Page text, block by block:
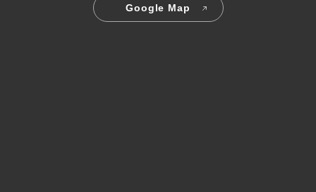
Google Map